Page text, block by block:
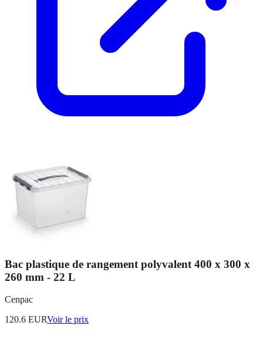
Bac plastique de rangement polyvalent 400 x 300 x
260 mm - 22 L
Cenpac
120.6 EURVoir le prix